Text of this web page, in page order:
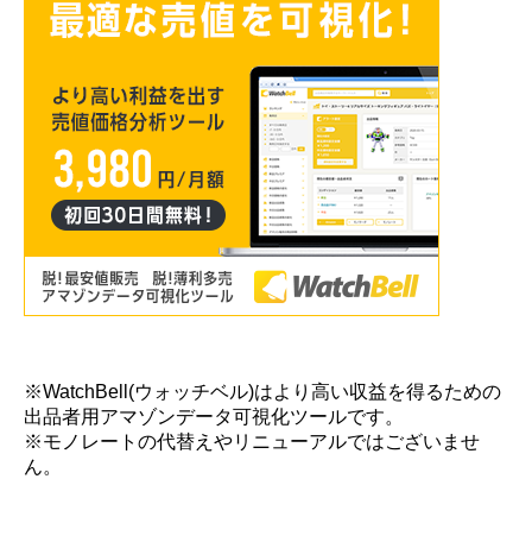
※WatchBell(ウォッチベル)はより高い収益を得るための
出品者用アマゾンデータ可視化ツールです。
※モノレートの代替えやリニューアルではございませ
ん。